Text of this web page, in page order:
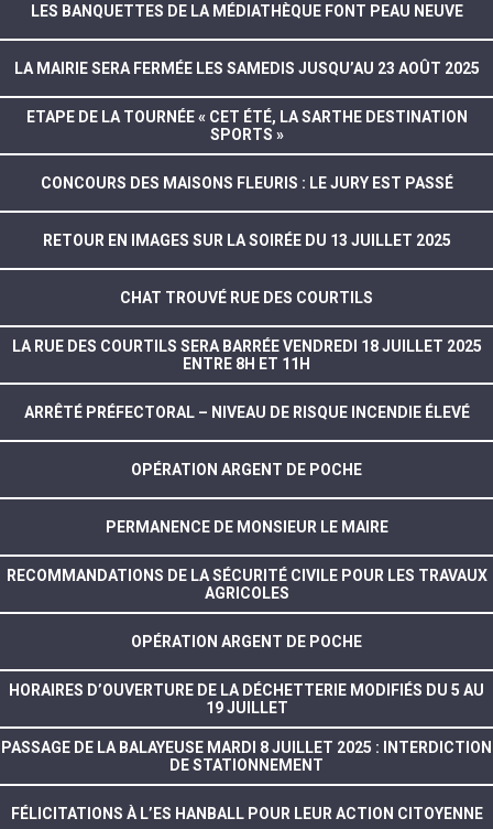
LES BANQUETTES DE LA MÉDIATHÈQUE FONT PEAU NEUVE
LA MAIRIE SERA FERMÉE LES SAMEDIS JUSQU’AU 23 AOÛT 2025
ETAPE DE LA TOURNÉE « CET ÉTÉ, LA SARTHE DESTINATION
SPORTS »
CONCOURS DES MAISONS FLEURIS : LE JURY EST PASSÉ
RETOUR EN IMAGES SUR LA SOIRÉE DU 13 JUILLET 2025
CHAT TROUVÉ RUE DES COURTILS
LA RUE DES COURTILS SERA BARRÉE VENDREDI 18 JUILLET 2025
ENTRE 8H ET 11H
ARRÊTÉ PRÉFECTORAL – NIVEAU DE RISQUE INCENDIE ÉLEVÉ
OPÉRATION ARGENT DE POCHE
PERMANENCE DE MONSIEUR LE MAIRE
RECOMMANDATIONS DE LA SÉCURITÉ CIVILE POUR LES TRAVAUX
AGRICOLES
OPÉRATION ARGENT DE POCHE
HORAIRES D’OUVERTURE DE LA DÉCHETTERIE MODIFIÉS DU 5 AU
19 JUILLET
PASSAGE DE LA BALAYEUSE MARDI 8 JUILLET 2025 : INTERDICTION
DE STATIONNEMENT
FÉLICITATIONS À L’ES HANBALL POUR LEUR ACTION CITOYENNE